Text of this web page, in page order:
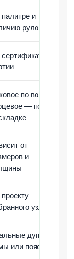
и
рулона
по волне,
— по
от
и
узла
дуги,
или пояса